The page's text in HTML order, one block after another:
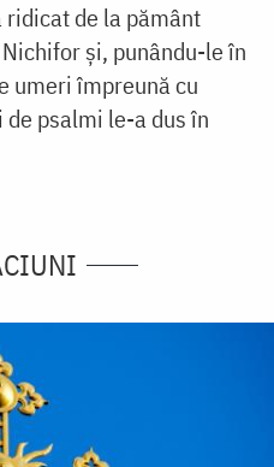
de la pământ
și, punându-le în
umeri împreună cu
psalmi le-a dus în